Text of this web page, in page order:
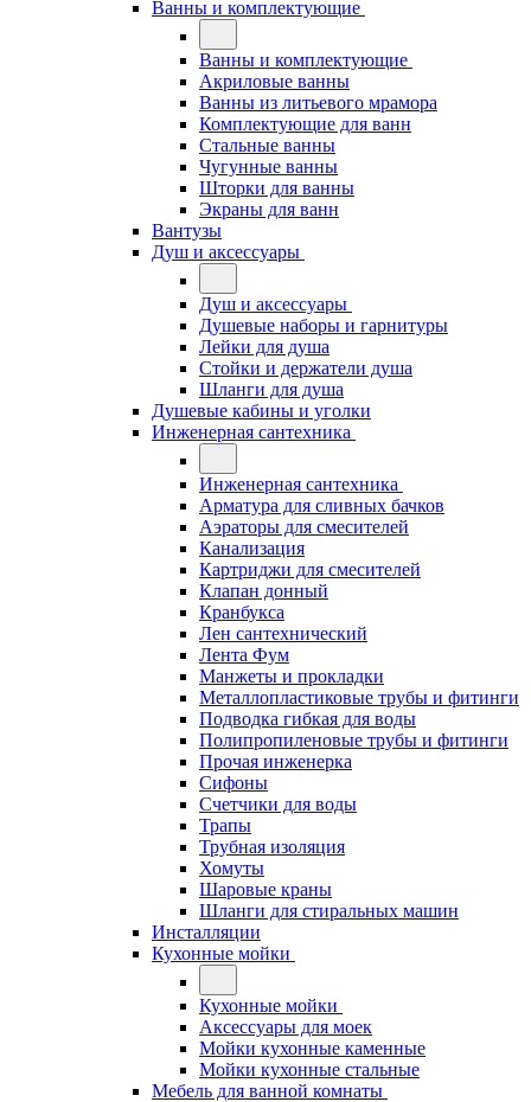
Ванны и комплектующие
Ванны и комплектующие
Акриловые ванны
Ванны из литьевого мрамора
Комплектующие для ванн
Стальные ванны
Чугунные ванны
Шторки для ванны
Экраны для ванн
Вантузы
Душ и аксессуары
Душ и аксессуары
Душевые наборы и гарнитуры
Лейки для душа
Стойки и держатели душа
Шланги для душа
Душевые кабины и уголки
Инженерная сантехника
Инженерная сантехника
Арматура для сливных бачков
Аэраторы для смесителей
Канализация
Картриджи для смесителей
Клапан донный
Кранбукса
Лен сантехнический
Лента Фум
Манжеты и прокладки
Металлопластиковые трубы и фитинги
Подводка гибкая для воды
Полипропиленовые трубы и фитинги
Прочая инженерка
Сифоны
Счетчики для воды
Трапы
Трубная изоляция
Хомуты
Шаровые краны
Шланги для стиральных машин
Инсталляции
Кухонные мойки
Кухонные мойки
Аксессуары для моек
Мойки кухонные каменные
Мойки кухонные стальные
Мебель для ванной комнаты